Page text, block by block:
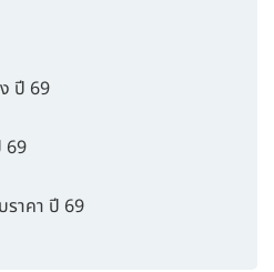
ปี 69
69
ราคา ปี 69